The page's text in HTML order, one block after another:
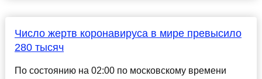
Число жертв коронавируса в мире превысило
280 тысяч
По состоянию на 02:00 по московскому времени